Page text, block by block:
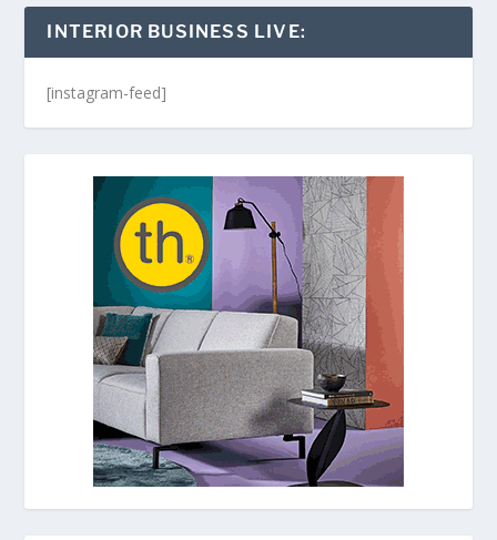
INTERIOR BUSINESS LIVE:
[instagram-feed]